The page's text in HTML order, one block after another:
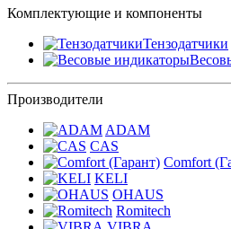
Комплектующие и компоненты
Тензодатчики
Производители
ADAM
CAS
Comfort
KELI
OHAUS
Romitech